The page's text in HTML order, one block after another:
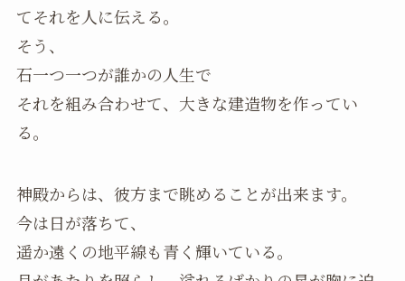
てそれを人に伝える。
そう、
石一つ一つが誰かの人生で
それを組み合わせて、大きな建造物を作ってい
る。
神殿からは、彼方まで眺めることが出来ます。
今は日が落ちて、
遥か遠くの地平線も青く輝いている。